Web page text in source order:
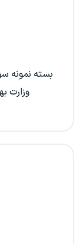
بسته نمونه
وزارت